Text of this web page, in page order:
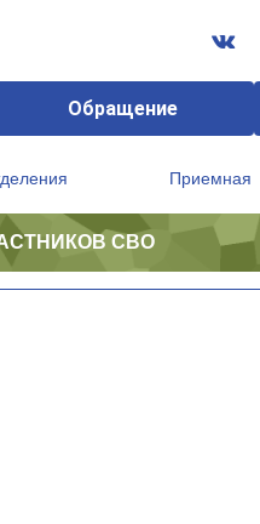
Обращение
Приемная
СВО